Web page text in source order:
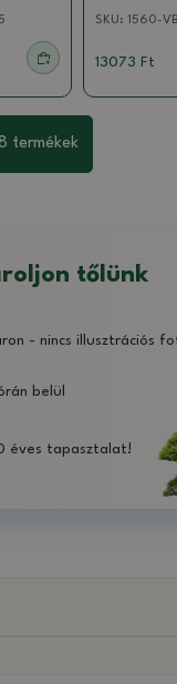
SKU: 1560-
13073 Ft
termékek
tőlünk
- nincs illusztrációs
belül
éves tapasztalat!